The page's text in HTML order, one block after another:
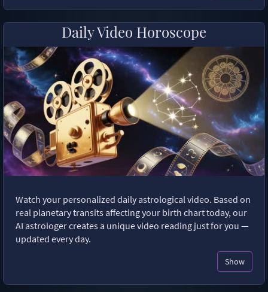
Daily Video Horoscope
Watch your personalized daily astrological video. Based on
real planetary transits affecting your birth chart today, our
AI astrologer creates a unique video reading just for you —
updated every day.
Show